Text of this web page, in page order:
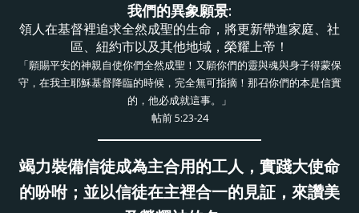
我們的異象願景:
領人在基督裡追求全然成聖的生命，將更新帶進家庭、社
區、紐約市以及其他地域，榮耀上帝！
「願賜平安的神親自使你們全然成聖！又願你們的靈與魂與身子得蒙保
守，在我主耶穌基督降臨的時候，完全無可指摘！那召你們的本是信實
的，他必成就這事。」
帖前 5:23-24
竭力裝備信徒成為主合用的工人，實踐大使命
的吩咐；並以信徒在主裡合一的見証，來讚美